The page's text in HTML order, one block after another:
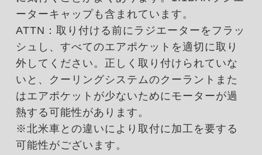
ーターキャップも含まれています。
ATTN：取り付ける前にラジエーターをフラッ
シュし、すべてのエアポケットを適切に取り
外してください。正しく取り付けられていな
いと、クーリングシステムのクーラントまた
はエアポケットが少ないためにモーターが過
熱する可能性があります。
※北米車との違いにより取付に加工を要する
可能性がございます。